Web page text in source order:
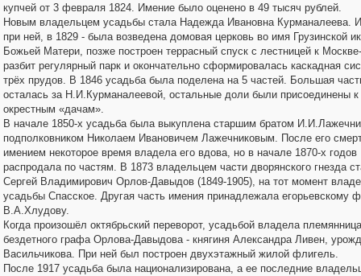
купчей от 3 февраля 1824. Имение было оценено в 49 тысяч рублей.
Новым владельцем усадьбы стала Надежда Ивановна Курманалеева.
при ней, в 1829 - была возведена домовая церковь во имя Грузинской
Божьей Матери, позже построен террасный спуск с лестницей к
разбит регулярный парк и окончательно сформировалась каскадная
трёх прудов. В 1846 усадьба была поделена на 5 частей. Большая
осталась за Н.И.Курманалеевой, остальные доли были присоединены к
окрестным «дачам».
В начале 1850-х усадьба была выкуплена старшим братом
подполковником Николаем Ивановичем Лажечниковым. После его
имением некоторое время владела его вдова, но в начале 1870-х годов
распродала по частям. В 1873 владельцем части дворянского гнезда
Сергей Владимирович Орлов-Давыдов (1849-1905), на тот момент
усадьбы Спасское. Другая часть имения принадлежала егорьевскому
В.А.Хлудову.
Когда произошёл октябрьский переворот, усадьбой владела племянница
бездетного графа Орлова-Давыдова - княгиня Александра Ливен,
Васильчикова. При ней был построен двухэтажный жилой флигель.
После 1917 усадьба была национализирована, а ее последние